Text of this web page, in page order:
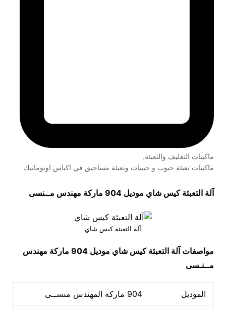
ماكينات التغليف والتعبئة,
ماكينات تعبئة حبوب و حبيبات وتعبئة مساحيق في اكياس اوتوماتيك
آلة التعبئة كيس شاي موديل 904 ماركة مهندس مــنسى
آلة التعبئة كيس شاي
مواصفات آلة التعبئة كيس شاي
موديل 904 ماركة مهندس
مــنـسى
الموديل 904 ماركة المهندس منســى